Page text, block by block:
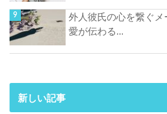
外人彼氏の心を繋ぐメ
愛が伝わる...
新しい記事